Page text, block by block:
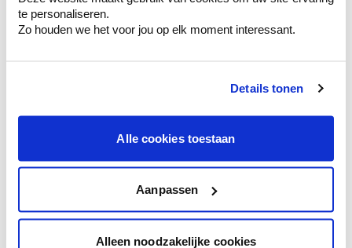
te personaliseren.
Zo houden we het voor jou op elk moment interessant.
Details tonen
Alle cookies toestaan
Aanpassen
Alleen noodzakelijke cookies
Obtenez des conseils personnalisés sur la
combinaison de couleurs.
Conseil couleur à domicile
en couleur.
l'éclairage et de votre mobilier.
Obtenez un contrôle technologique de vos